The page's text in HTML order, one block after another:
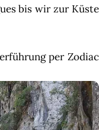
bis wir zur Küste
per Zodiac